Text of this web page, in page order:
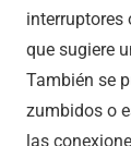
interruptores
que sugiere
También se
zumbidos o
las